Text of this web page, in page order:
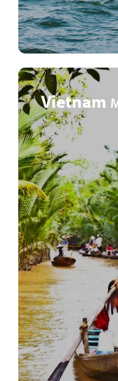
Vietnam
Kreuzfahrt
Kulturelle
historischen